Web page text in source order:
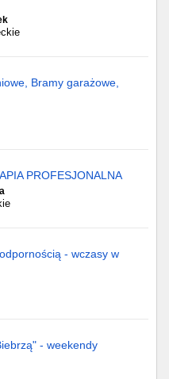
Bramy garażowe,
PROFESJONALNA
- wczasy w
- weekendy